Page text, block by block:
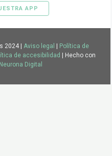
APP
2024 | Aviso legal
Política de
de accesibilidad
| Hecho con
Neurona Digital